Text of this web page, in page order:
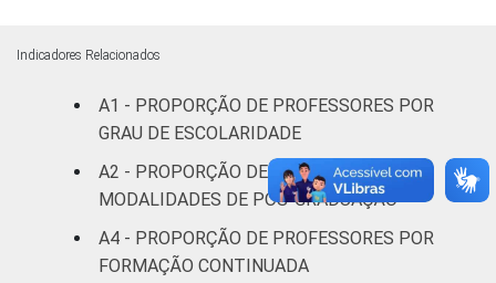
REGIÃO Norte 52
Centro-
Oeste
17 32
Nordeste 32
Indicadores Relacionados
A1 - PROPORÇÃO DE PROFESSORES POR
GRAU DE ESCOLARIDADE
A2 - PROPORÇÃO DE PROFESSORES POR
MODALIDADES DE PÓS-GRADUAÇÃO
A4 - PROPORÇÃO DE PROFESSORES POR
FORMAÇÃO CONTINUADA